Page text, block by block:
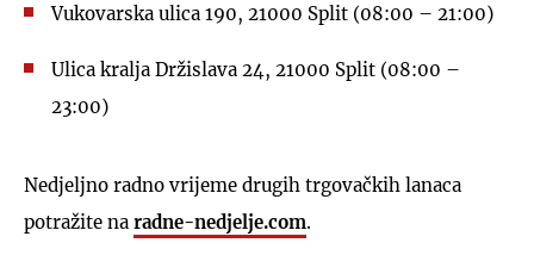
Vukovarska ulica 190, 21000 Split (08:00 – 21:00)
Ulica kralja Držislava 24, 21000 Split (08:00 –
23:00)
Nedjeljno radno vrijeme drugih trgovačkih lanaca
potražite na radne-nedjelje.com.